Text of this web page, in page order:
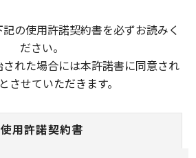
の使用許諾契約書を必ずお読みく
ださい。
れた場合には本許諾書に同意され
させていただきます。
使用許諾契約書